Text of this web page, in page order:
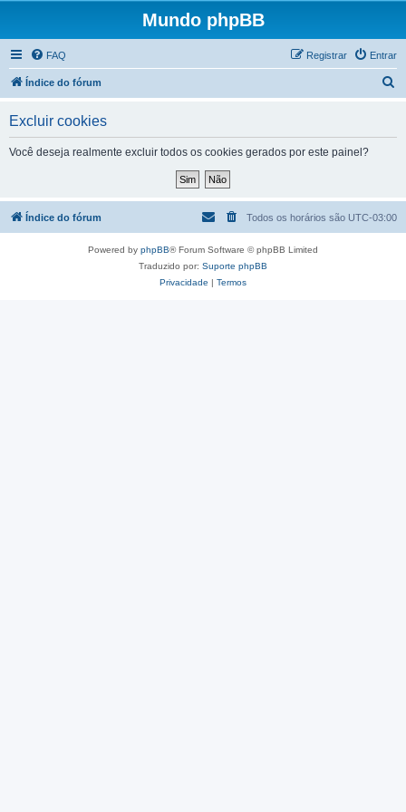
Mundo phpBB
FAQ Entrar
Registrar
Índice do fórum
a
Excluir cookies
Você deseja realmente excluir todos os cookies gerados por este painel?
Índice do fórum Todos os horários são UTC-03:00
Powered by phpBB® Forum Software © phpBB Limited
Traduzido por: Suporte phpBB
Privacidade | Termos